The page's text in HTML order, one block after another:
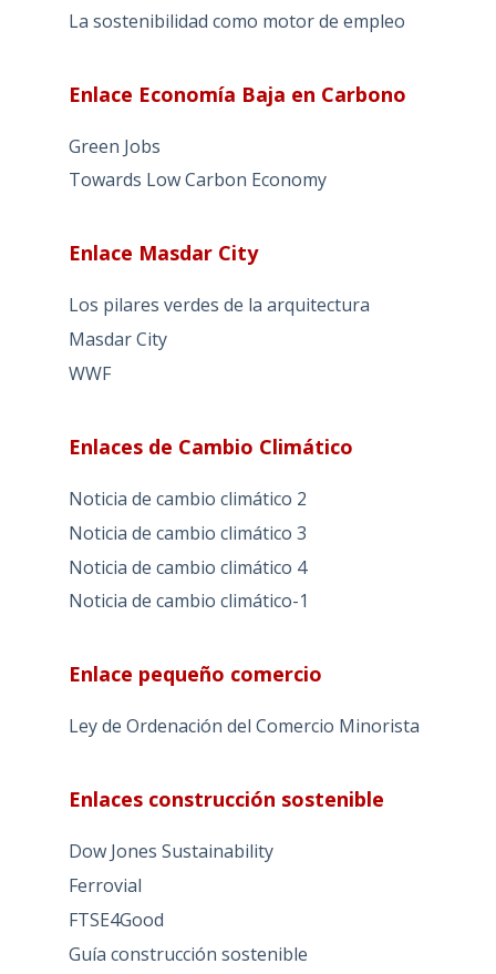
La sostenibilidad como motor de empleo
Enlace Economía Baja en Carbono
Green Jobs
Towards Low Carbon Economy
Enlace Masdar City
Los pilares verdes de la arquitectura
Masdar City
WWF
Enlaces de Cambio Climático
Noticia de cambio climático 2
Noticia de cambio climático 3
Noticia de cambio climático 4
Noticia de cambio climático-1
Enlace pequeño comercio
Ley de Ordenación del Comercio Minorista
Enlaces construcción sostenible
Dow Jones Sustainability
Ferrovial
FTSE4Good
Guía construcción sostenible